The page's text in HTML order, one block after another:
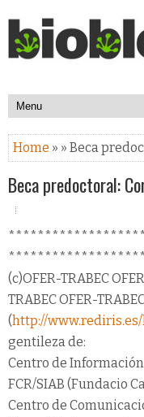
Home » » Beca
Beca predoctoral:
(c)OFER-TRABEC
TRABEC OFER-
(http://
gentileza de:
Centro de
FCR/SIAB (Fundacio
Centro de